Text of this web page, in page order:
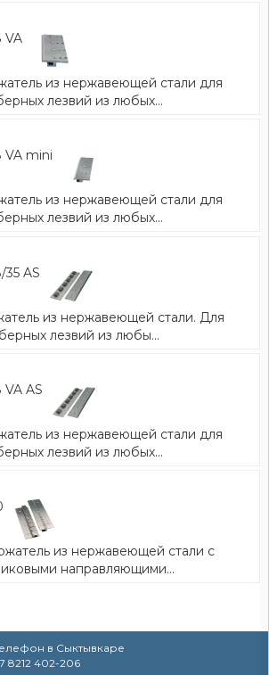
VA
из нержавеющей стали для
лезвий из любых...
VA mini
из нержавеющей стали для
лезвий из любых...
AS
из нержавеющей стали. Для
лезвий из любы...
AS
из нержавеющей стали для
лезвий из любых...
из нержавеющей стали с
направляющими...
в Сыктывкаре
8212 402-206